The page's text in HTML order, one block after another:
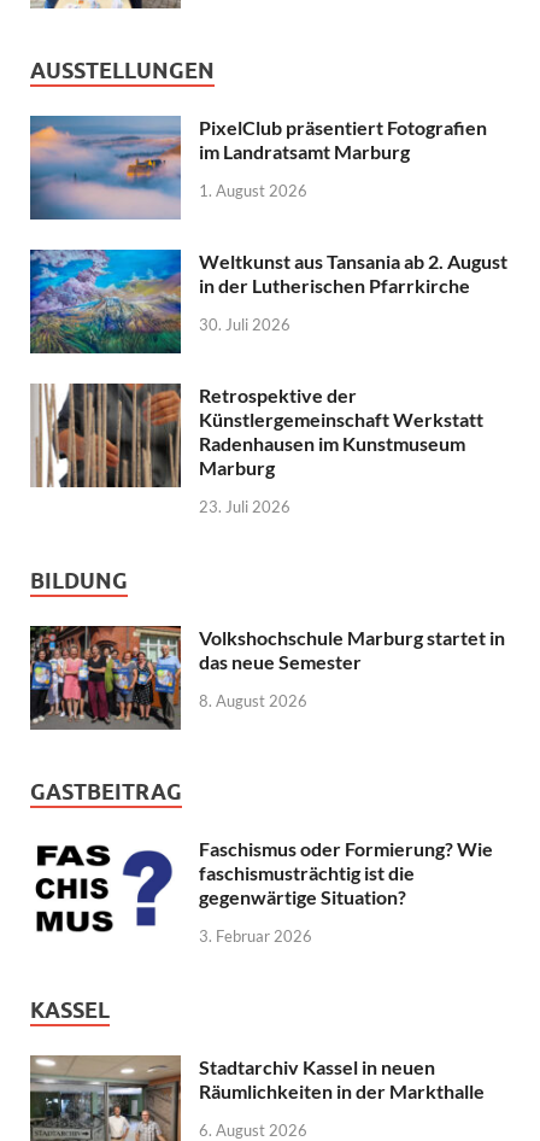
AUSSTELLUNGEN
PixelClub präsentiert Fotografien
im Landratsamt Marburg
1. August 2026
Weltkunst aus Tansania ab 2. August
in der Lutherischen Pfarrkirche
30. Juli 2026
Retrospektive der
Künstlergemeinschaft Werkstatt
Radenhausen im Kunstmuseum
Marburg
23. Juli 2026
BILDUNG
Volkshochschule Marburg startet in
das neue Semester
8. August 2026
GASTBEITRAG
Faschismus oder Formierung? Wie
faschismusträchtig ist die
gegenwärtige Situation?
3. Februar 2026
KASSEL
Stadtarchiv Kassel in neuen
Räumlichkeiten in der Markthalle
6. August 2026